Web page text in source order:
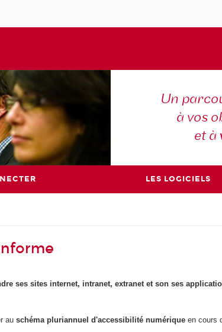
Un
à vos
et à
LES LOGICIELS
ses sites internet, intranet, extranet et son ses
auschéma pluriannuel d'accessibilité numérique en cours